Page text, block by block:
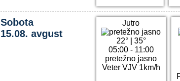
Sobota
15.08. avgust
Jutro
22°| 35°
05:00 - 11:00
pretežno jasno
Veter VJV 1km/h